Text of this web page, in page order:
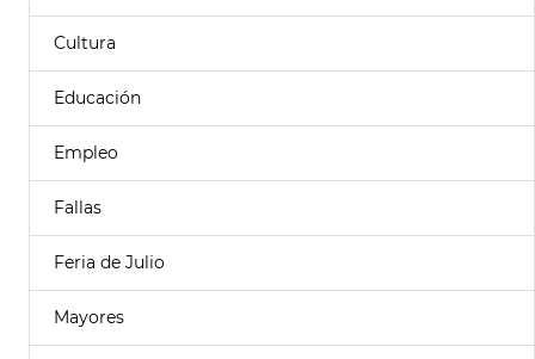
Cultura
Educación
Empleo
Fallas
Feria de Julio
Mayores